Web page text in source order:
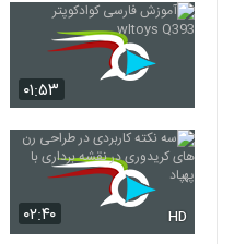
۰۱:۵۳
۰۲:۴۰ HD